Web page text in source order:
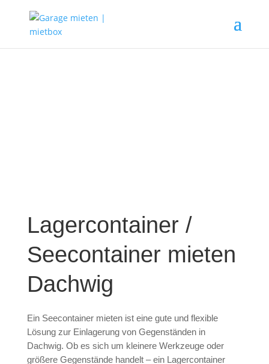
Lagercontainer /
Seecontainer mieten
Dachwig
Ein Seecontainer mieten ist eine gute und flexible
Lösung zur Einlagerung von Gegenständen in
Dachwig. Ob es sich um kleinere Werkzeuge oder
größere Gegenstände handelt – ein Lagercontainer